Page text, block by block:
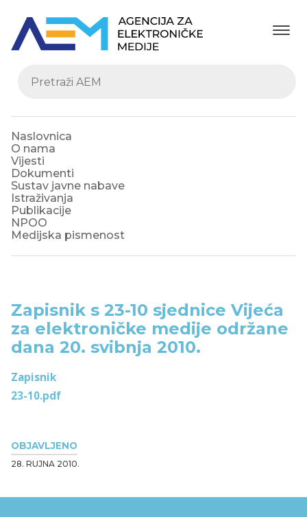
Naslovnica
O nama
Vijesti
Dokumenti
Sustav javne nabave
Istraživanja
Publikacije
NPOO
Medijska pismenost
OBJAVLJENO
28. RUJNA 2010.
Zapisnik s 23-10 sjednice Vijeća
za elektroničke medije održane
dana 20. svibnja 2010.
Zapisnik
23-10.pdf